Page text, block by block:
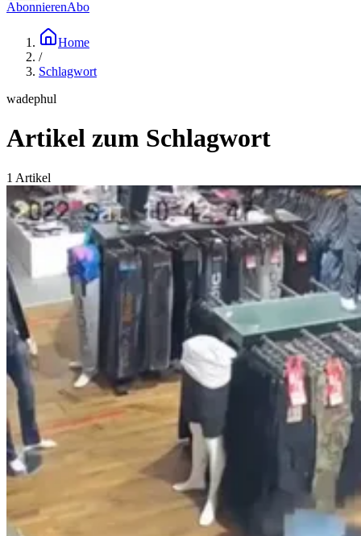
AbonnierenAbo
Home
/
Schlagwort
wadephul
Artikel zum Schlagwort
1 Artikel